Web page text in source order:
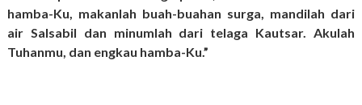
hamba-Ku, makanlah buah-buahan surga, mandilah dari
air Salsabil dan minumlah dari telaga Kautsar. Akulah
Tuhanmu, dan engkau hamba-Ku.”